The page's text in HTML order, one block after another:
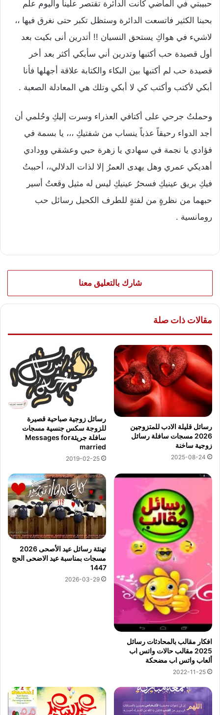
حبيبتي في الماضي كانت الدائرة تقتصر علينا واليوم علم
بحبنا الكثير فاتسعت الدائرة وستظل تكبر حتى نغرق فيها ،،
لاشيء في هواكِ يستحق النسيان !! أتدرين أنى بكيت بعد
أول قصيدة حب أكتبها وتدرين أني سأبكي أكثر بعد أخر
قصيدة حب لم أكتبها بين البكاء والكتابة علاقة أجهلها فأنا
أبكي لأكتب وأكتب كي لا أبكي وتلك هي المعادلة الصعبة .
وحملتُ جرحي على أكتافي العذراء وسرت إليكِ وحُلمي أن
أجد الدواء رحيقاً عذباً ينساب من شفتيكِ ،،، يا بسمة في
فؤادي يا نجمة في سهادي يا زهرة حبي وعشقي وودادي
أهديكي عمري وهل يهدى العمرُ إلا لذات الدلالي،، أحببتُ
فيكِ بريق عينيكِ فسحرُ عينيكِ ليس له مثيل وقعتُ أسير
حبهما من نظرةٍ من لفتةٍ للطرف الكحيل رسائل حب
رومانسية .
شارك بالتعليق معنا
مقالات ذات صلة
رسائل قليلة الادب للمتزوجين
2026 مسجات سافلة رسائل
زوجية ساخنة
2025-08-24
رسائل زوجية صباحية قصيرة
للزوجة سكس جنسية مسجات
سافلة جريئةMessages for
married
2019-02-25
افكار مقالب بالمحادثات رسائل
2025 مقالب حالات واتس اب
ألعاب واتس اب مضحكة
2022-11-25
تهنئة رسائل عيد الأصحى 2026
مسجات بمناسبة عيد الاضحى الحج
1447
2026-03-29